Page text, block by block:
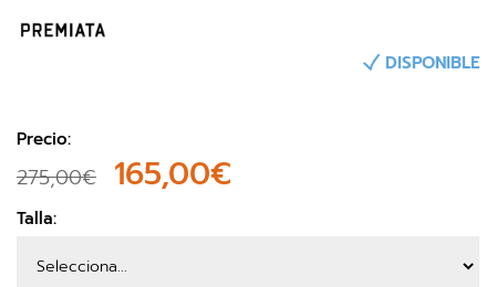
DISPONIBLE
Precio:
275,00€ 165,00€
Talla: